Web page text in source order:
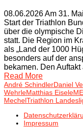
08.06.2026 Am 31.
Start der Triathlon
über die olympische
statt. Die Region im
als „Land der 1000
besonders auf der
bekamen. Den
Read More
André SchindlerDaniel
WehrleMatthias Eisele
MechelTriathlon
Impressum